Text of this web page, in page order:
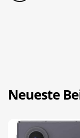
Neueste